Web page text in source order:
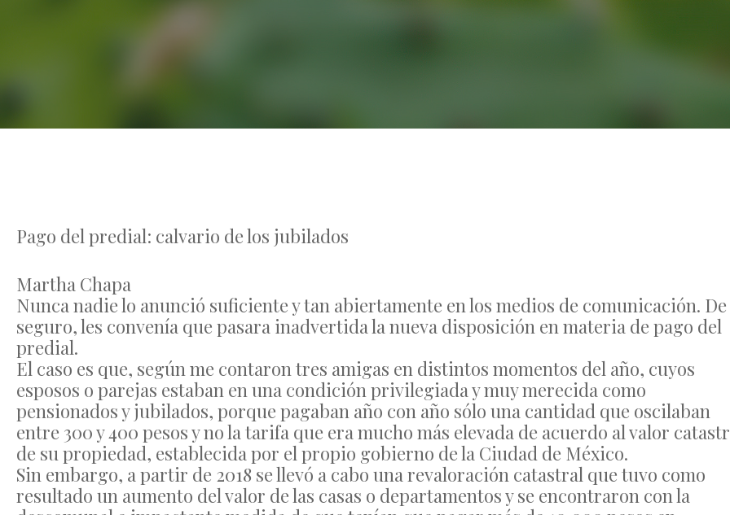
Pago del predial: calvario de los jubilados
Martha Chapa
Nunca nadie lo anunció suficiente y tan abiertamente en los medios de comunicación. De
seguro, les convenía que pasara inadvertida la nueva disposición en materia de pago del
predial.
El caso es que, según me contaron tres amigas en distintos momentos del año, cuyos
esposos o parejas estaban en una condición privilegiada y muy merecida como
pensionados y jubilados, porque pagaban año con año sólo una cantidad que oscilaban
entre 300 y 400 pesos y no la tarifa que era mucho más elevada de acuerdo al valor
de su propiedad, establecida por el propio gobierno de la Ciudad de México.
Sin embargo, a partir de 2018 se llevó a cabo una revaloración catastral que tuvo como
resultado un aumento del valor de las casas o departamentos y se encontraron con la